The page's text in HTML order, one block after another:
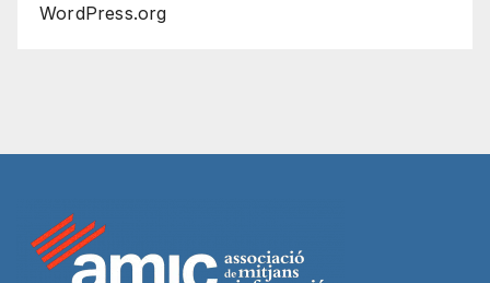
WordPress.org